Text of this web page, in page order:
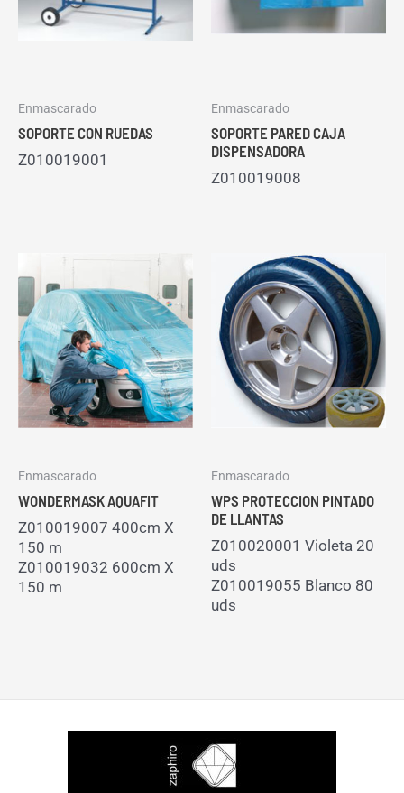
Enmascarado
SOPORTE CON RUEDAS
Z010019001
Enmascarado
SOPORTE PARED CAJA
DISPENSADORA
Z010019008
Enmascarado
WONDERMASK AQUAFIT
Z010019007 400cm X
150 m
Z010019032 600cm X
150 m
Enmascarado
WPS PROTECCION PINTADO
DE LLANTAS
Z010020001 Violeta 20
uds
Z010019055 Blanco 80
uds